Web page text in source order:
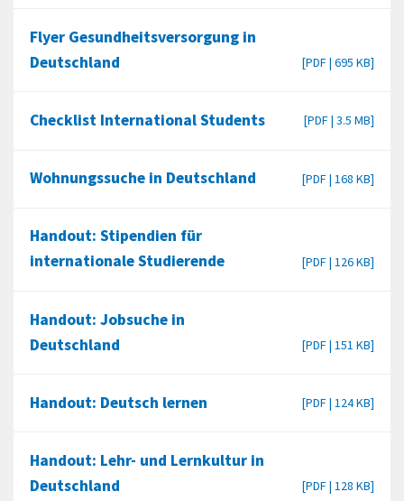
Flyer Gesundheitsversorgung in
Deutschland
[PDF | 695 KB]
Checklist International Students [PDF | 3.5 MB]
Wohnungssuche in Deutschland [PDF | 168 KB]
Handout: Stipendien für
internationale Studierende
[PDF | 126 KB]
Handout: Jobsuche in
Deutschland
[PDF | 151 KB]
Handout: Deutsch lernen [PDF | 124 KB]
Handout: Lehr- und Lernkultur in
Deutschland
[PDF | 128 KB]